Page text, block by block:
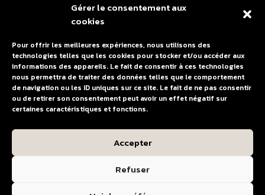
Gérer le consentement aux
cookies
Pour offrir les meilleures expériences, nous utilisons des
technologies telles que les cookies pour stocker et/ou accéder aux
informations des appareils. Le fait de consentir à ces technologies
nous permettra de traiter des données telles que le comportement
de navigation ou les ID uniques sur ce site. Le fait de ne pas consentir
ou de retirer son consentement peut avoir un effet négatif sur
certaines caractéristiques et fonctions.
Accepter
Refuser
Kit autocollant
protection plaques
latérales FANTIC 250
450 XXF 2021 -> 2022
SOFT GRIP Transparent
10,00€